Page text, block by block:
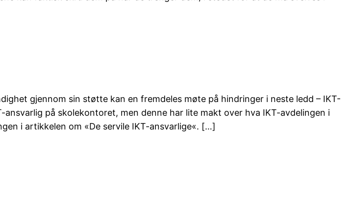
gjennom sin støtte kan en fremdeles møte på hindringer i neste ledd – IKT-
på skolekontoret, men denne har lite makt over hva IKT-avdelingen i
i artikkelen om «De servile IKT-ansvarlige«. […]